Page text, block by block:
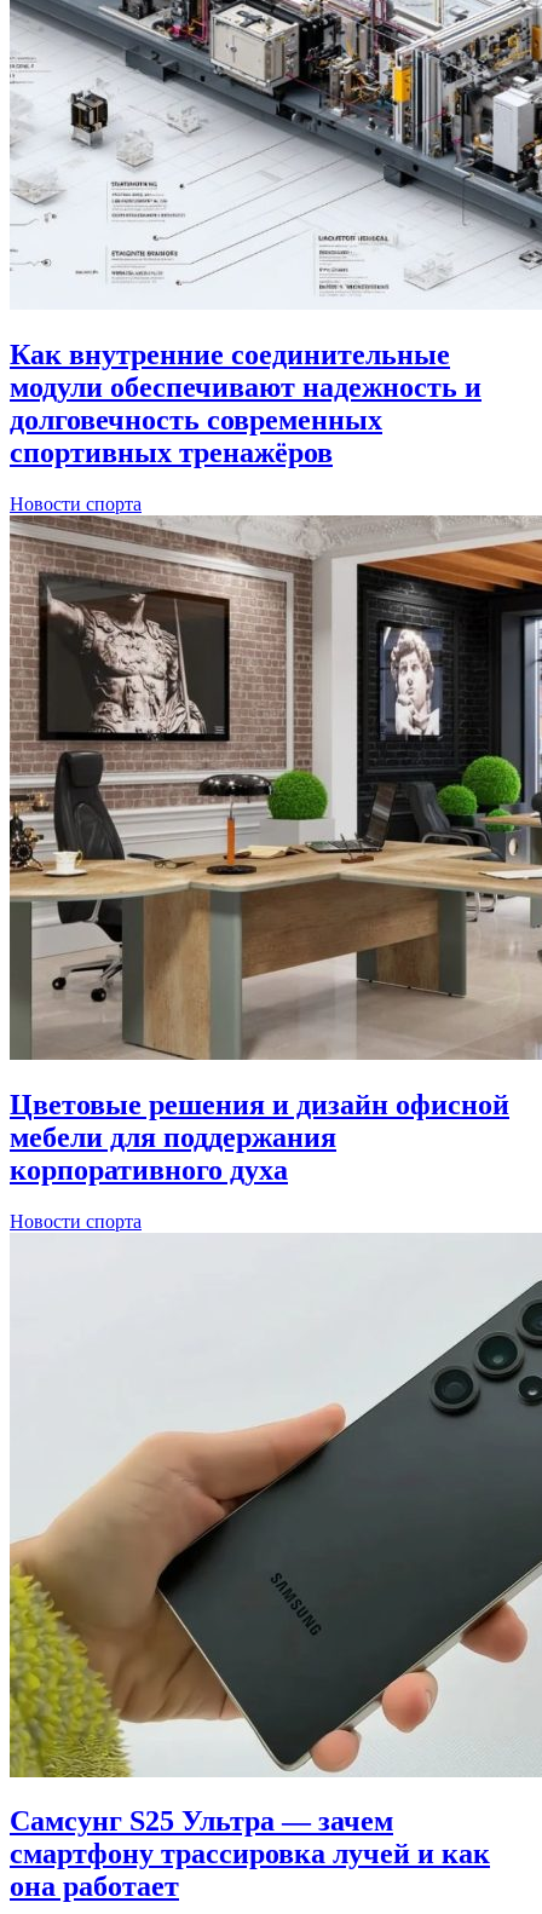
Как внутренние соединительные
модули обеспечивают надежность и
долговечность современных
спортивных тренажёров
Новости спорта
Цветовые решения и дизайн офисной
мебели для поддержания
корпоративного духа
Новости спорта
Самсунг S25 Ультра — зачем
смартфону трассировка лучей и как
она работает